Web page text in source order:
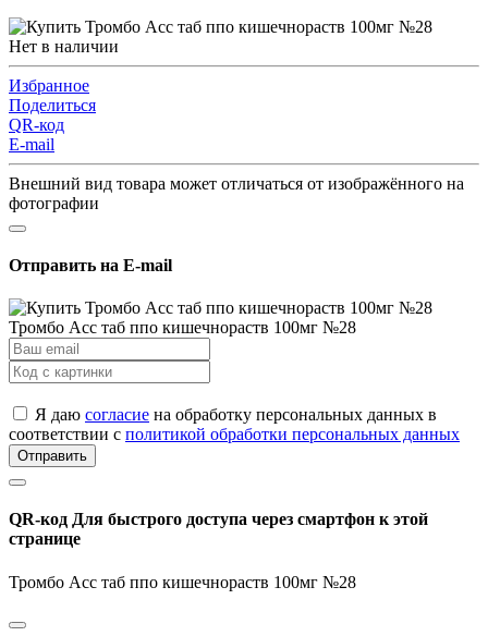
Нет в наличии
Избранное
Поделиться
QR-код
E-mail
Внешний вид товара может отличаться от изображённого на
фотографии
Отправить на E-mail
Тромбо Асс таб ппо кишечнораств 100мг №28
Я даю согласие на обработку персональных данных в
соответствии с политикой обработки персональных данных
Отправить
QR-код Для быстрого доступа через смартфон к этой
странице
Тромбо Асс таб ппо кишечнораств 100мг №28